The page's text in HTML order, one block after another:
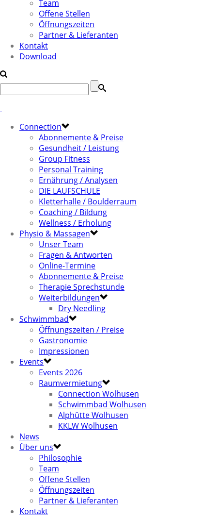
Team
Offene Stellen
Öffnungszeiten
Partner & Lieferanten
Kontakt
Download
Connection
Abonnemente & Preise
Gesundheit / Leistung
Group Fitness
Personal Training
Ernährung / Analysen
DIE LAUFSCHULE
Kletterhalle / Boulderraum
Coaching / Bildung
Wellness / Erholung
Physio & Massagen
Unser Team
Fragen & Antworten
Online-Termine
Abonnemente & Preise
Therapie Sprechstunde
Weiterbildungen
Dry Needling
Schwimmbad
Öffnungszeiten / Preise
Gastronomie
Impressionen
Events
Events 2026
Raumvermietung
Connection Wolhusen
Schwimmbad Wolhusen
Alphütte Wolhusen
KKLW Wolhusen
News
Über uns
Philosophie
Team
Offene Stellen
Öffnungszeiten
Partner & Lieferanten
Kontakt